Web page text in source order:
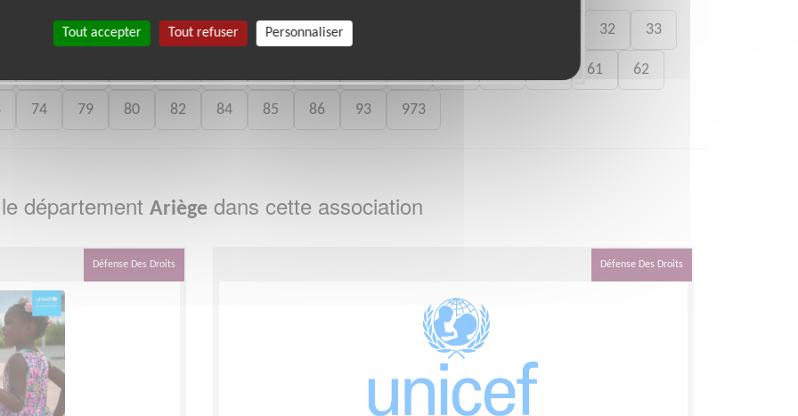
15 16 17 18 21 25 32 33
61 62
74 79 80 82 84 85 86 93 973
département Ariège dans cette association
Défense Des Droits Défense Des Droits
Tout accepter Tout refuser Personnaliser